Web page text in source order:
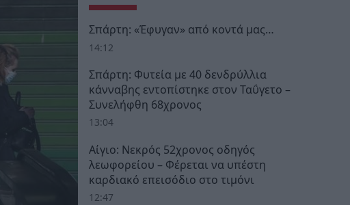
Σπάρτη: «Έφυγαν» από κοντά μας…
14:12
Σπάρτη: Φυτεία με 40 δενδρύλλια
κάνναβης εντοπίστηκε στον Ταΰγετο –
Συνελήφθη 68χρονος
13:04
Αίγιο: Νεκρός 52χρονος οδηγός
λεωφορείου – Φέρεται να υπέστη
καρδιακό επεισόδιο στο τιμόνι
12:47